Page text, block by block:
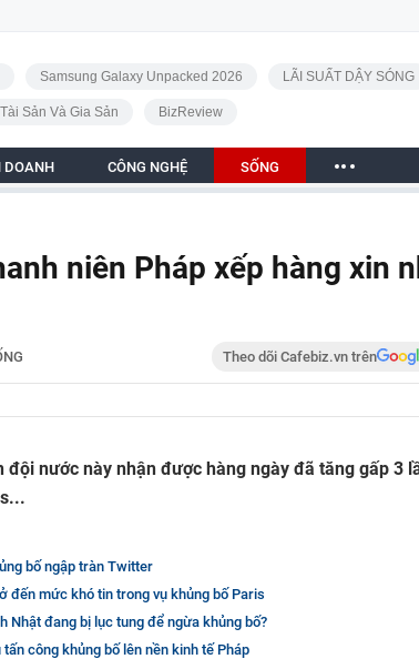
Samsung Galaxy Unpacked 2026 LÃI SUẤT DẬY SÓNG
Sản Và Gia Sản BizReview
DOANH CÔNG NGHỆ SỐNG
niên Pháp xếp hàng xin
Theo dõi Cafebiz.vn trên
đội nước này nhận được hàng ngày đã tăng gấp 3
bố ngập tràn Twitter
đến mức khó tin trong vụ khủng bố Paris
Nhật đang bị lục tung để ngừa khủng bố?
công khủng bố lên nền kinh tế Pháp